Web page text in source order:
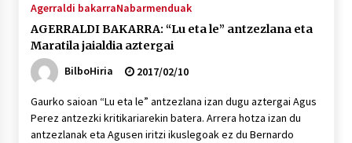
Agerraldi bakarraNabarmenduak
AGERRALDI BAKARRA: “Lu eta le” antzezlana eta
Maratila jaialdia aztergai
BilboHiria
2017/02/10
Gaurko saioan “Lu eta le” antzezlana izan dugu aztergai Agus
Perez antzezki kritikariarekin batera. Arrera hotza izan du
antzezlanak eta Agusen iritzi ikuslegoak ez du Bernardo